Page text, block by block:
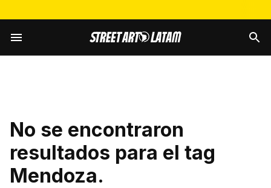
No se encontraron
resultados para el tag
Mendoza.